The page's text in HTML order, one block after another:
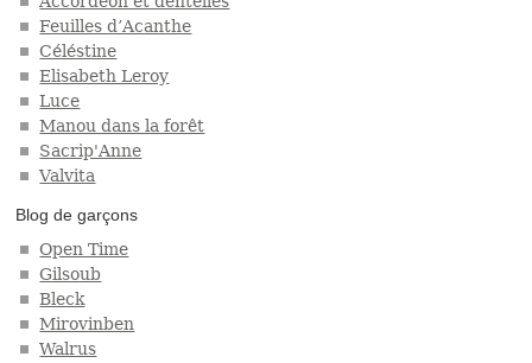
Feuilles d’Acanthe
Céléstine
Elisabeth Leroy
Luce
Manou dans la forêt
Sacrip'Anne
Valvita
Blog de garçons
Open Time
Gilsoub
Bleck
Mirovinben
Walrus